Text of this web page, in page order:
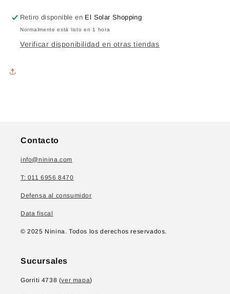
Retiro disponible en El Solar Shopping
Normalmente está listo en 1 hora
Verificar disponibilidad en otras tiendas
Contacto
info@ninina.com
T: 011 6956 8470
Defensa al consumidor
Data fiscal
© 2025 Ninina. Todos los derechos reservados.
Sucursales
Gorriti 4738 (ver mapa)